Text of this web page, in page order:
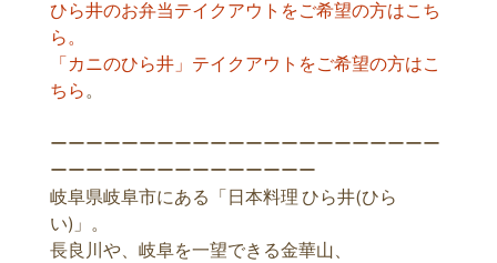
ひら井のお弁当テイクアウトをご希望の方はこち
ら。
「カニのひら井」テイクアウトをご希望の方はこ
ちら 。
ーーーーーーーーーーーーーーーーーーーーーー
ーーーーーーーーーーーーーーー
岐阜県岐阜市にある「日本料理 ひら井(ひら
い)」。
長良川や、岐阜を一望できる金華山、